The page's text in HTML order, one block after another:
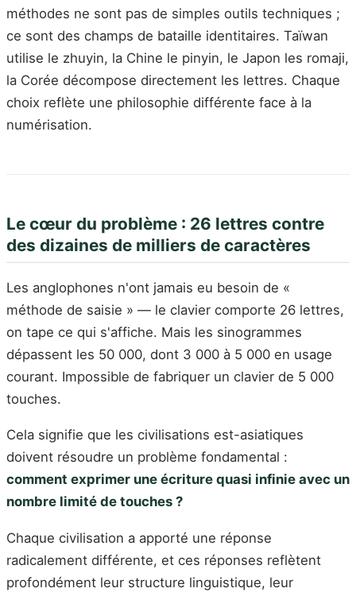
méthodes ne sont pas de simples outils techniques ;
ce sont des champs de bataille identitaires. Taïwan
utilise le zhuyin, la Chine le pinyin, le Japon les romaji,
la Corée décompose directement les lettres. Chaque
choix reflète une philosophie différente face à la
numérisation.
Le cœur du problème : 26 lettres contre
des dizaines de milliers de caractères
Les anglophones n'ont jamais eu besoin de «
méthode de saisie » — le clavier comporte 26 lettres,
on tape ce qui s'affiche. Mais les sinogrammes
dépassent les 50 000, dont 3 000 à 5 000 en usage
courant. Impossible de fabriquer un clavier de 5 000
touches.
Cela signifie que les civilisations est-asiatiques
doivent résoudre un problème fondamental :
comment exprimer une écriture quasi infinie avec un
nombre limité de touches ?
Chaque civilisation a apporté une réponse
radicalement différente, et ces réponses reflètent
profondément leur structure linguistique, leur